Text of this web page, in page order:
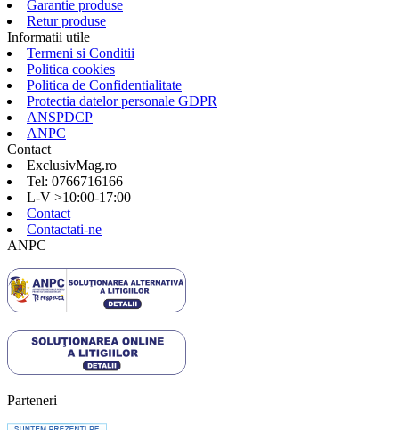
Garantie produse
Retur produse
Informatii utile
Termeni si Conditii
Politica cookies
Politica de Confidentialitate
Protectia datelor personale GDPR
ANSPDCP
ANPC
Contact
ExclusivMag.ro
Tel: 0766716166
L-V >10:00-17:00
Contact
Contactati-ne
ANPC
Parteneri